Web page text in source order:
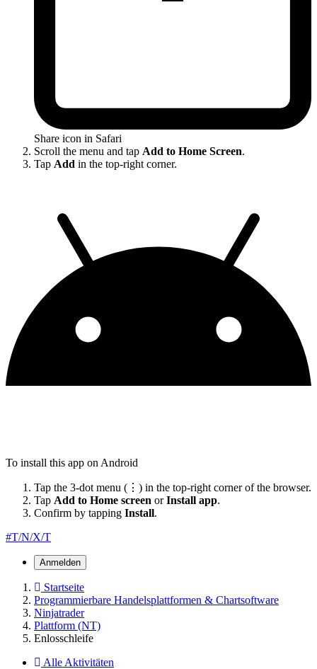
Share icon in Safari
Scroll the menu and tap Add to Home Screen.
Tap Add in the top-right corner.
To install this app on Android
Tap the 3-dot menu (⋮) in the top-right corner of the browser.
Tap Add to Home screen orInstall app.
Confirm by tapping Install.
#T/N/X/T
Anmelden
Startseite
Programmierbare Handelsplattformen & Chartsoftware
Ninjatrader
Plattform (NT)
Enlosschleife
Alle Aktivitäten